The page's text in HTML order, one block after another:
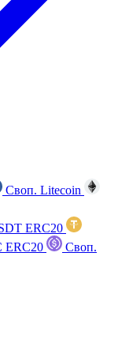
Своп. Litecoin
ERC20
ERC20
Своп.